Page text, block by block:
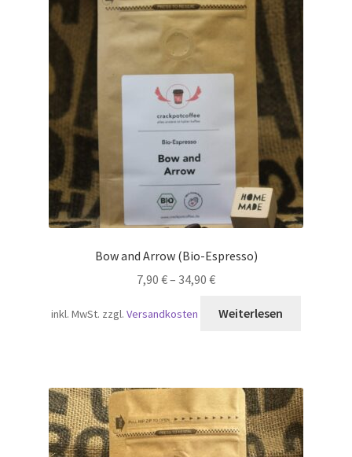
Bow and Arrow (Bio-Espresso)
7,90 €– 34,90 €
inkl. MwSt. zzgl.Versandkosten Weiterlesen